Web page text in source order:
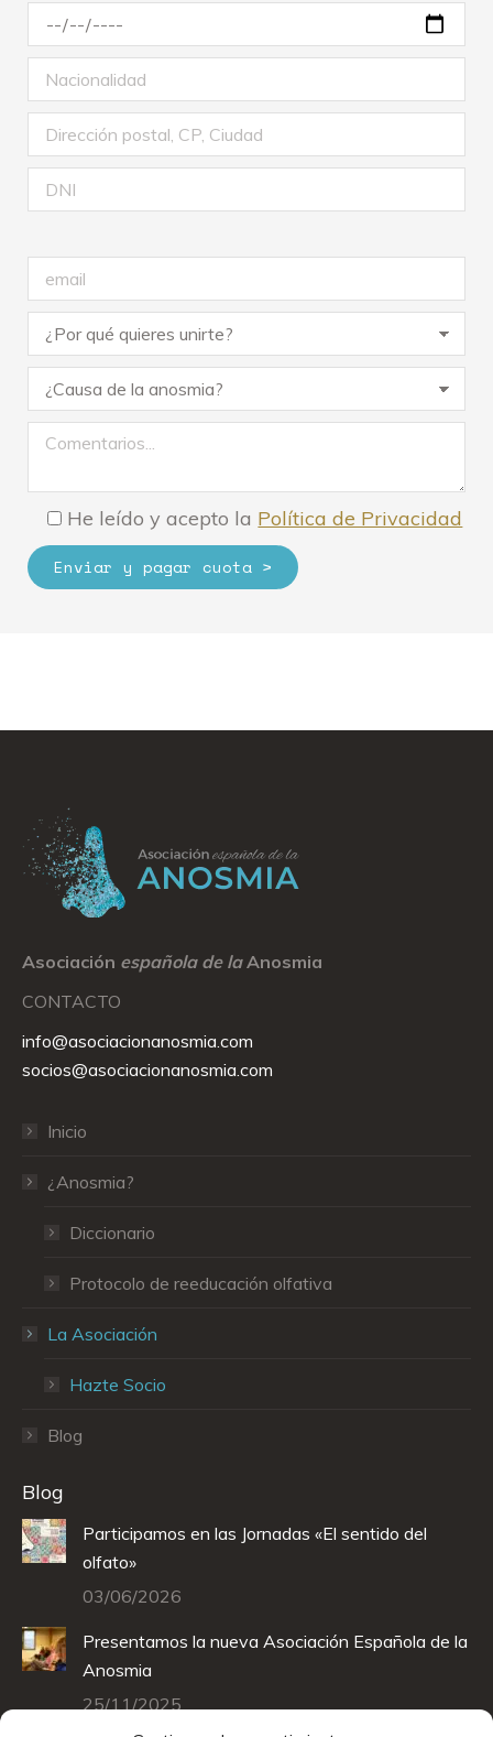
He leído y acepto la Política de Privacidad
Asociación española de laAnosmia
CONTACTO
info@asociacionanosmia.com
socios@asociacionanosmia.com
Inicio
¿Anosmia?
Diccionario
Protocolo de reeducación olfativa
La Asociación
Hazte Socio
Blog
Blog
Participamos en las Jornadas «El sentido del
olfato»
03/06/2026
Presentamos la nueva Asociación Española de la
Anosmia
25/11/2025